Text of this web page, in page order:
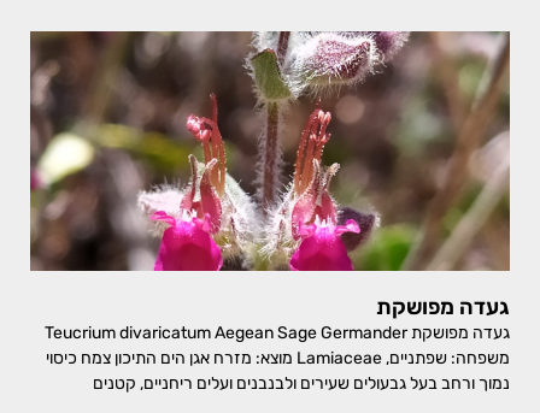
געדה מפושקת
געדה מפושקת Teucrium divaricatum Aegean Sage Germander
משפחה: שפתניים, Lamiaceae מוצא: מזרח אגן הים התיכון צמח כיסוי
נמוך ורחב בעל גבעולים שעירים ולבנבנים ועלים ריחניים, קטנים